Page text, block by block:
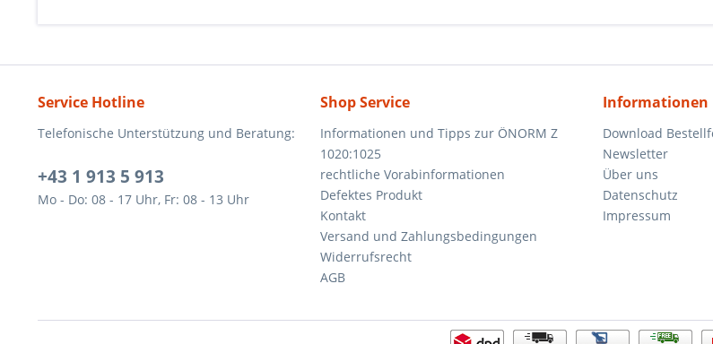
Service Hotline
Telefonische Unterstützung und Beratung:
+43 1 913 5 913
Mo - Do: 08 - 17 Uhr, Fr: 08 - 13 Uhr
Shop Service
Informationen und Tipps zur ÖNORM Z
1020:1025
rechtliche Vorabinformationen
Defektes Produkt
Kontakt
Versand und Zahlungsbedingungen
Widerrufsrecht
AGB
Informationen
Download
Newsletter
Über uns
Datenschutz
Impressum